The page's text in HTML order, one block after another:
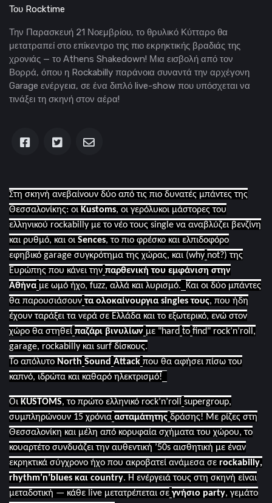
Του Rocktime
Την Παρασκευή 21 Νοεμβρίου, το θρυλικό Κύτταρο θα
μετατραπεί στο επίκεντρο της πιο εκρηκτικής βραδιάς της
χρονιάς — το Athens Shakedown! Μια εισβολή από τον
Βορρά, όπου η Rockabilly παράνοια συναντά την αρχέγονη
Garage ενέργεια, σε ένα διπλό live-show που υπόσχεται να
τινάξει τη σκηνή στον αέρα!
Στη σκηνή ανεβαίνουν δύο από τις πιο δυνατές μπάντες της
Θεσσαλονίκης: οι Kustoms, οι γερόλυκοι μάστορες του
ελληνικού rockabilly με το νέο τους single να αναβλύζει βενζίνη
και ρυθμό, και οι Sences, το πιο φρέσκο και ελπιδοφόρο
εφηβικό garage συγκρότημα της χώρας, και (why not?) της
Ευρώπης που κάνει την παρθενική του εμφάνιση στην
Αθήνα με ωμό ήχο, fuzz, αλλά και λυρισμό.
Και οι δύο μπάντες
θα παρουσιάσουν τα ολοκαίνουργιαsinglesτους, που ήδη
έχουν ταράξει τα νερά σε Ελλάδα και το εξωτερικό, ενώ στον
χώρο θα στηθεί παζάρι βινυλίων με "hard to find" rock’n’roll ,
garage, rockabilly και surf δίσκους.
Το απόλυτο North Sound Attack που θα αφήσει πίσω του
καπνό, ιδρώτα και καθαρό ηλεκτρισμό!
Οι KUSTOMS, το πρώτο ελληνικό rock’n’roll supergroup,
συμπληρώνουν 15 χρόνια ασταμάτητης δράσης! Με ρίζες στη
Θεσσαλονίκη και μέλη από κορυφαία σχήματα του χώρου, το
κουαρτέτο συνδυάζει την αυθεντική ’50s αισθητική με έναν
εκρηκτικά σύγχρονο ήχο που ακροβατεί ανάμεσα σε rockabilly,
rhythm’n’blues και country. Η ενέργειά τους στη σκηνή είναι
μεταδοτική — κάθε live μετατρέπεται σε γνήσιο party, γεμάτο